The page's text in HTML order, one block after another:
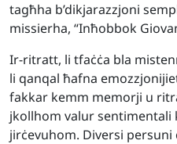
tagħha b’dikjarazzjoni
missierha, “Inħobbok
Ir-ritratt, li tfaċċa bla
li qanqal ħafna
fakkar kemm memorji u
jkollhom valur sentimentali
jirċevuhom. Diversi